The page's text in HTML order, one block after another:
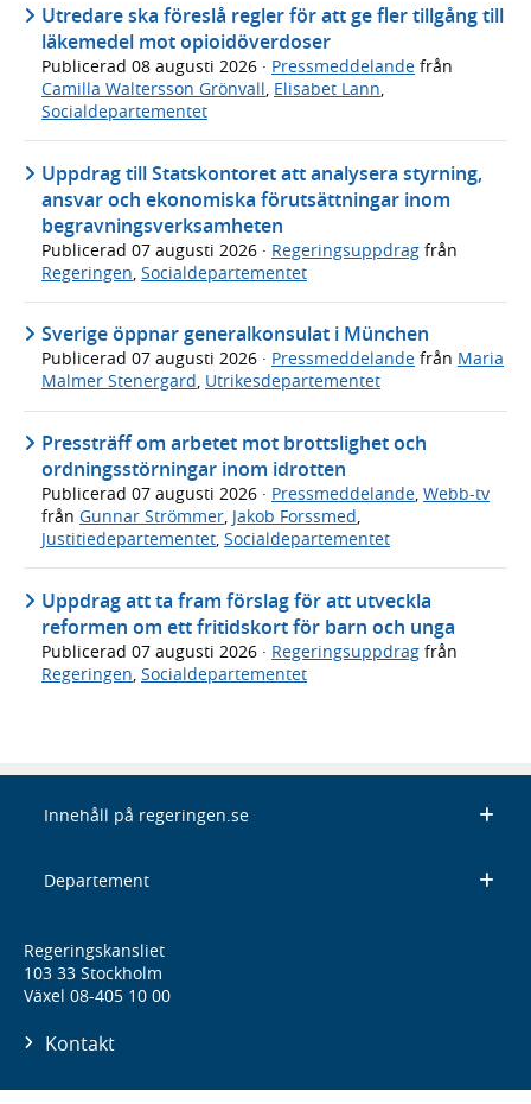
Utredare ska föreslå regler för att ge fler tillgång till
läkemedel mot opioidöverdoser
Publicerad 08 augusti 2026 · Pressmeddelande från
Camilla Waltersson Grönvall, Elisabet Lann,
Socialdepartementet
Uppdrag till Statskontoret att analysera styrning,
ansvar och ekonomiska förutsättningar inom
begravningsverksamheten
Publicerad 07 augusti 2026 · Regeringsuppdrag från
Regeringen Socialdepartementet
Sverige öppnar generalkonsulat i München
Publicerad 07 augusti 2026 · Pressmeddelande från Maria
Malmer Stenergard, Utrikesdepartementet
Pressträff om arbetet mot brottslighet och
ordningsstörningar inom idrotten
Publicerad 07 augusti 2026 · Pressmeddelande, Webb-tv
från Gunnar Strömmer, Jakob Forssmed,
Justitiedepartementet, Socialdepartementet
Uppdrag att ta fram förslag för att utveckla
reformen om ett fritidskort för barn och unga
Publicerad 07 augusti 2026 · Regeringsuppdrag från
Regeringen Socialdepartementet
Innehåll på regeringen.se
Departement
Regeringskansliet
103 33 Stockholm
Växel 08-405 10 00
Kontakt